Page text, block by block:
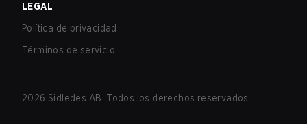
LEGAL
Política de privacidad
Términos de servicio
2026 Sidledes AB. Todos los derechos reservados.